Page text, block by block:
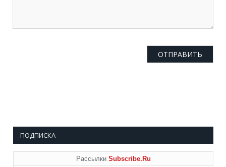
ПОДПИСКА
Рассылки Subscribe.Ru